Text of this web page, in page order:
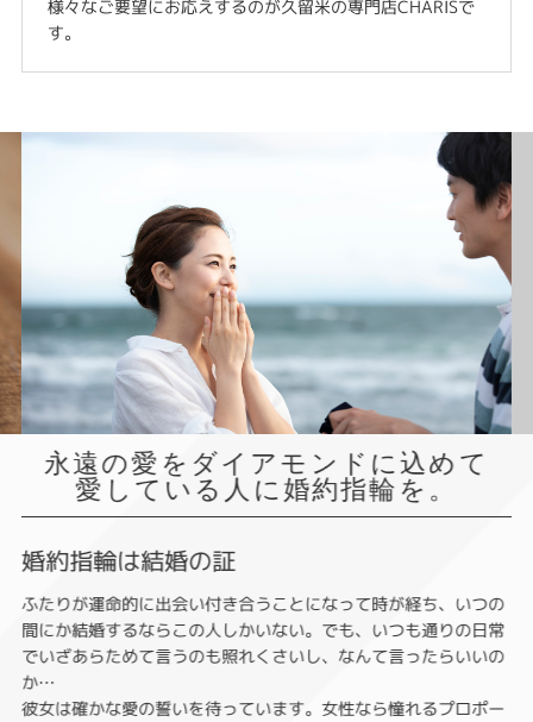
様々なご要望にお応えするのが久留米の専門店CHARISで
す。
永遠の愛をダイアモンドに込めて
愛している人に婚約指輪を。
婚約指輪は結婚の証
ふたりが運命的に出会い付き合うことになって時が経ち、いつの
間にか結婚するならこの人しかいない。でも、いつも通りの日常
でいざあらためて言うのも照れくさいし、なんて言ったらいいの
か…
彼女は確かな愛の誓いを待っています。女性なら憧れるプロポー